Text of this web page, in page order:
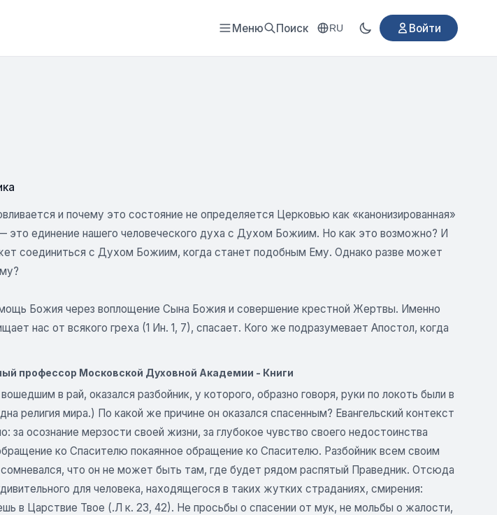
Меню Поиск RU Войти
и почему это состояние не определяется Церковью как «канонизированная»
это единение нашего человеческого духа с Духом Божиим. Но как это возможно? И
соединиться с Духом Божиим, когда станет подобным Ему. Однако разве может
Божия через воплощение Сына Божия и совершение крестной Жертвы. Именно
нас от всякого греха (1 Ин. 1, 7), спасает. Кого же подразумевает Апостол, когда
профессор Московской Духовной Академии - Книги
в рай, оказался разбойник, у которого, образно говоря, руки по локоть были в
религия мира.) По какой же причине он оказался спасенным? Евангельский контекст
за осознание мерзости своей жизни, за глубокое чувство своего недостоинства
ко Спасителю покаянное обращение ко Спасителю. Разбойник всем своим
что он не может быть там, где будет рядом распятый Праведник. Отсюда
для человека, находящегося в таких жутких страданиях, смирения:
в Царствие Твое (.Л к. 23, 42). Не просьбы о спасении от мук, не мольбы о жалости,